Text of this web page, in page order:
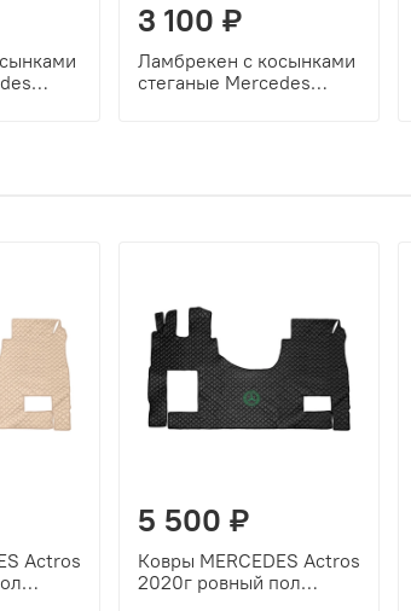
3 100 ₽
Ламбрекен с косынками
стеганые Mercedes
Actros
5 500 ₽
Ковры MERCEDES Actros
2020г ровный пол